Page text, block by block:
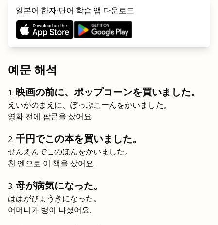
일본어 한자·단어 학습 앱 다운로드
예문 해석
映画の前に、ポップコーンを買いました。
えいがのまえに、ぽっぷこーんをかいました。
영화 전에 팝콘을 샀어요.
千円でこの本を買いました。
せんえんでこのほんをかいました。
천 엔으로 이 책을 샀어요.
母が病気になった。
ははがびょうきになった。
어머니가 병이 나셨어요.